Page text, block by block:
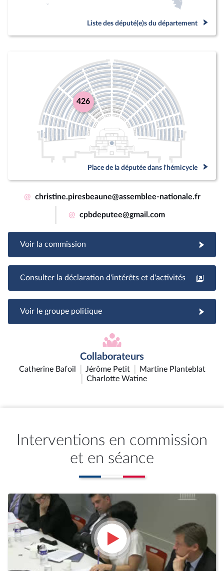
Liste des député(e)s du département
426
Place de la députée dans l'hémicycle
@ christine.piresbeaune@assemblee-nationale.fr
@ cpbdeputee@gmail.com
Voir la commission
Consulter la déclaration d'intérêts et d'activités
Voir le groupe politique
Collaborateurs
Catherine Bafoil Jérôme Petit
Martine Planteblat
Charlotte Watine
Interventions en commission
et en séance